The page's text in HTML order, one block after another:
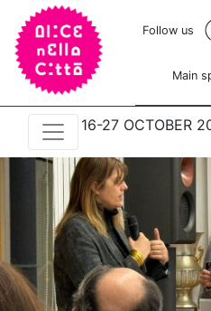
Follow us
Main
16-27 OCTOBER